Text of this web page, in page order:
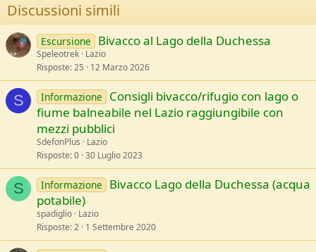
n
s
:
Discussioni simili
Escursione Bivacco al Lago della Duchessa
Speleotrek Lazio
Risposte 25 12 Marzo 2026
S Informazione
Consigli bivacco/rifugio con lago o
fiume balneabile nel Lazio raggiungibile con
mezzi pubblici
SdefonPlus
Lazio
Risposte 0 30 Luglio 2023
S Informazione
Bivacco Lago della Duchessa (acqua
potabile)
spadiglio Lazio
Risposte 2 1 Settembre 2020